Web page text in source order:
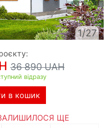
1/27
36 890 UAH
відразу
в кошик
ЗАЛИШИЛОСЯ ЩЕ